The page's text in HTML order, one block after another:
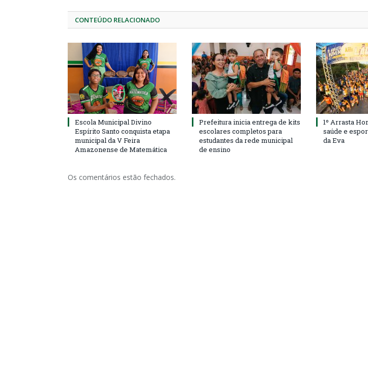
CONTEÚDO RELACIONADO
Escola Municipal Divino
Espírito Santo conquista etapa
municipal da V Feira
Amazonense de Matemática
Prefeitura inicia entrega de kits
escolares completos para
estudantes da rede municipal
de ensino
1º Arrasta
saúde e
da Eva
Os comentários estão fechados.